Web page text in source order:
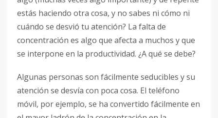
estás haciendo otra cosa, y no sabes ni cómo ni
cuándo se desvió tu atención? La falta de
concentración es algo que afecta a muchos y que
se interpone en la productividad. ¿A qué se debe?
Algunas personas son fácilmente seducibles y su
atención se desvía con poca cosa. El teléfono
móvil, por ejemplo, se ha convertido fácilmente en